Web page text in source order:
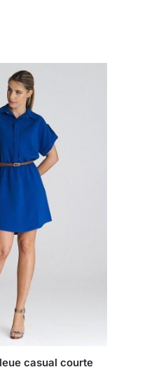
casual courte